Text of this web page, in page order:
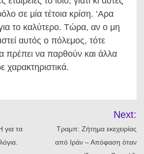
σε μία τέτοια κρίση. ‘Αρα
το καλύτερο. Τώρα, αν ο μη
αυτός ο πόλεμος, τότε
πρέπει να παρθούν και άλλα
χαρακτηριστικά.
για τα
Next:
Τραμπ: Ζήτημα εκεχειρίας
από Ιράν – Απόφαση όταν